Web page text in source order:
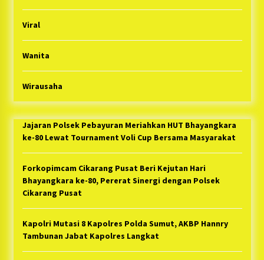
Viral
Wanita
Wirausaha
Jajaran Polsek Pebayuran Meriahkan HUT Bhayangkara
ke-80 Lewat Tournament Voli Cup Bersama Masyarakat
Forkopimcam Cikarang Pusat Beri Kejutan Hari
Bhayangkara ke-80, Pererat Sinergi dengan Polsek
Cikarang Pusat
Kapolri Mutasi 8 Kapolres Polda Sumut, AKBP Hannry
Tambunan Jabat Kapolres Langkat